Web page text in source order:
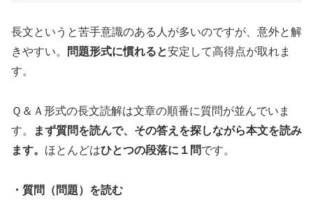
長文というと苦手意識のある人が多いのですが、意外と解
きやすい。
問題形式に慣れると安定して高得点が取れま
す。
Ｑ＆Ａ形式の長文読解は文章の順番に質問が並んでいま
す。
まず質問を読んで、その答えを探しながら本文を読み
ます。 ほとんどはひとつの段落に１問です。
・質問（問題）を読む